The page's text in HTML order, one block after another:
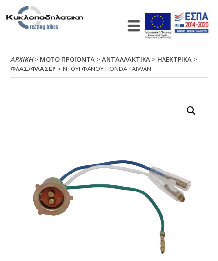
ΑΡΧΙΚΉ> ΜΟΤΟ ΠΡΟΪΟΝΤΑ >ΑΝΤΑΛΛΑΚΤΙΚΑ > ΗΛΕΚΤΡΙΚΑ >
ΦΛΑΣ/ΦΛΑΣΕΡ > ΝΤΟΥΙ ΦΑΝΟΥ ΗΟΝDΑ ΤΑΙWΑΝ